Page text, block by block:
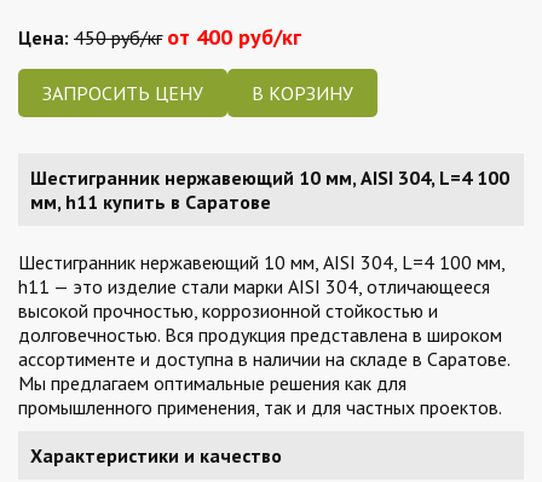
Цена: 450 руб/кг от 400 руб/кг
ЗАПРОСИТЬ ЦЕНУ
Шестигранник нержавеющий 10 мм, AISI 304, L=4 100
мм, h11 купить в Саратове
Шестигранник нержавеющий 10 мм, AISI 304, L=4 100 мм,
h11 — это изделие стали марки AISI 304, отличающееся
высокой прочностью, коррозионной стойкостью и
долговечностью. Вся продукция представлена в широком
ассортименте и доступна в наличии на складе в Саратове.
Мы предлагаем оптимальные решения как для
промышленного применения, так и для частных проектов.
Характеристики и качество